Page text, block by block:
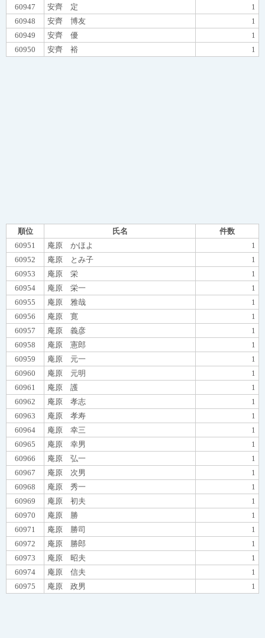
60947 安齊 定
1
60948
安齊 博友
1
60949
安齊 優
1
60950
安齊 裕 1
順位 氏名
件数
60951
庵原 かほよ
1
60952
庵原 とみ子
1
60953
庵原 栄
1
60954
庵原 栄一
1
60955
庵原 雅哉
1
60956
庵原 寛
1
60957
庵原 義彦
1
60958
庵原 憲郎
1
60959
庵原 元一
1
60960
庵原 元明
1
60961
庵原 護
1
60962
庵原 孝志
1
60963
庵原 孝寿
1
60964
庵原 幸三
1
60965
庵原 幸男
1
60966
庵原 弘一
1
60967
庵原 次男
1
60968
庵原 秀一
1
60969
庵原 初夫
1
60970
庵原 勝
1
60971
庵原 勝司
1
60972
庵原 勝郎
1
60973
庵原 昭夫
1
60974
庵原 信夫
1
60975
庵原 政男 1